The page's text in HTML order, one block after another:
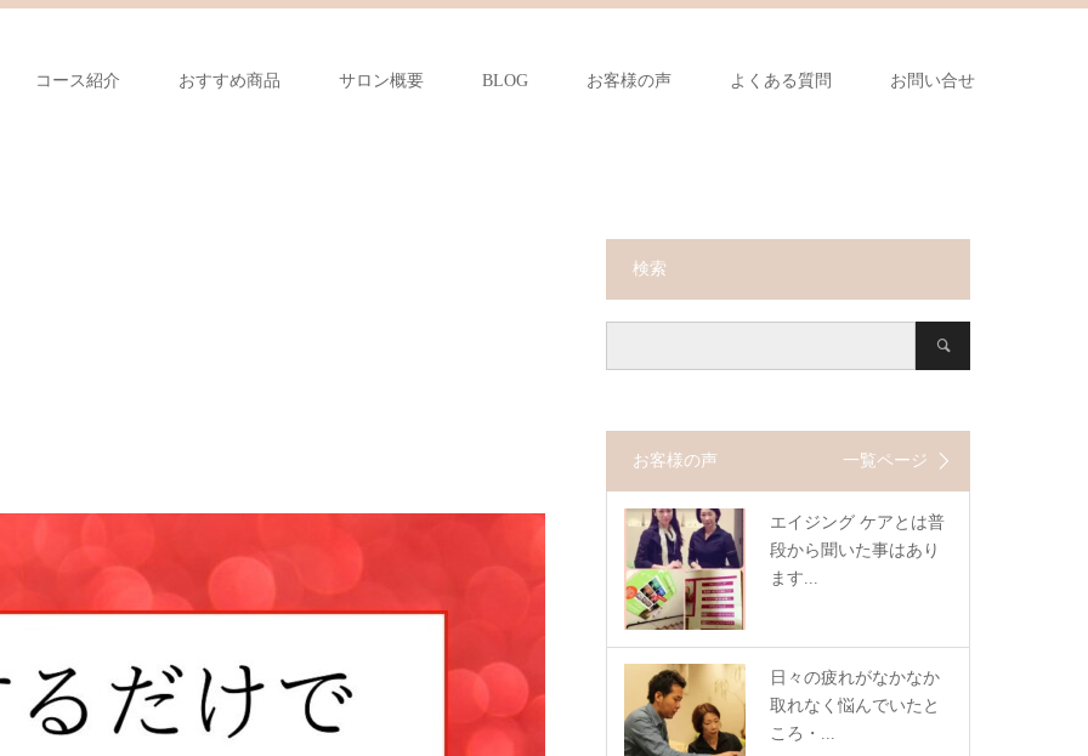
コース紹介 おすすめ商品 サロン概要 BLOG お客様の声 よくある質問 お問い合せ
検索
お客様の声 一覧ページ
エイジング ケアとは普
段から聞いた事はあり
ます...
日々の疲れがなかなか
取れなく悩んでいたと
ころ・...